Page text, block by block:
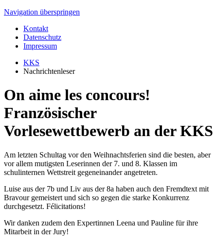
Navigation überspringen
Kontakt
Datenschutz
Impressum
KKS
Nachrichtenleser
On aime les concours!
Französischer
Vorlesewettbewerb an der KKS
Am letzten Schultag vor den Weihnachtsferien sind die besten, aber
vor allem mutigsten Leserinnen der 7. und 8. Klassen im
schulinternen Wettstreit gegeneinander angetreten.
Luise aus der 7b und Liv aus der 8a haben auch den Fremdtext mit
Bravour gemeistert und sich so gegen die starke Konkurrenz
durchgesetzt. Félicitations!
Wir danken zudem den Expertinnen Leena und Pauline für ihre
Mitarbeit in der Jury!